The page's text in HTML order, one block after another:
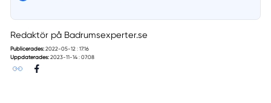
Redaktör på Badrumsexperter.se
Publicerades: 2022-05-12 : 17:16
Uppdaterades: 2023-11-14 : 07:08